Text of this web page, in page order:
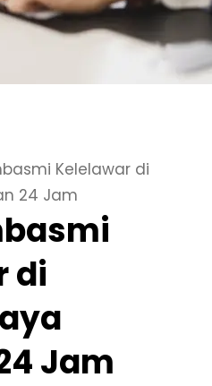
Kelelawar di
24 Jam
di
Jam